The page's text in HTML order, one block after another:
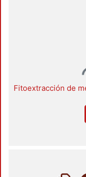
Fitoextracción de